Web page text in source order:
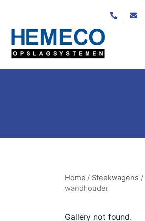
Home / Steekwagens /
wandhouder
Gallery not found.